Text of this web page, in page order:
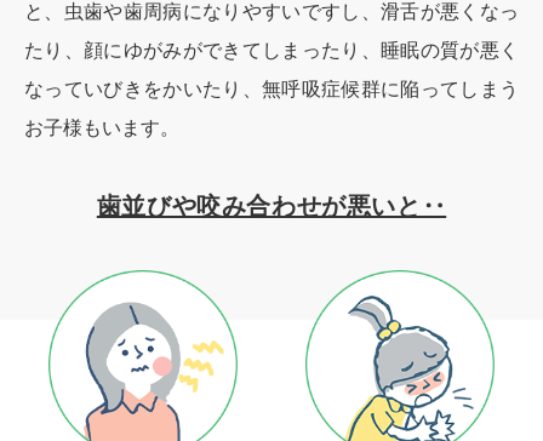
と、虫歯や歯周病になりやすいですし、滑舌が悪くなっ
たり、顔にゆがみができてしまったり、睡眠の質が悪く
なっていびきをかいたり、無呼吸症候群に陥ってしまう
お子様もいます。
歯並びや咬み合わせが悪いと‥